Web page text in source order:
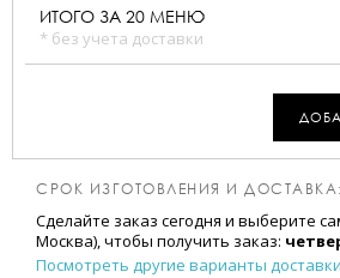
ИТОГО ЗА 20 МЕНЮ
* без учета доставки
СРОК ИЗГОТОВЛЕНИЯ И ДОСТАВКА:
Сделайте заказ сегодня и выберите
Москва), чтобы получить заказ:
Посмотреть другие варианты доставки